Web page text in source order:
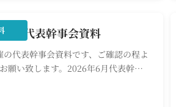
催 代表幹事会資料
の代表幹事会資料です、ご確認の程よ
願い致します。2026年6月代表幹事